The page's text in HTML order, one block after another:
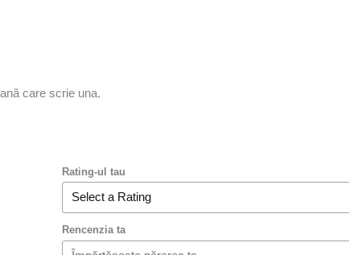
care scrie una.
Rating-ul tau
Rencenzia ta